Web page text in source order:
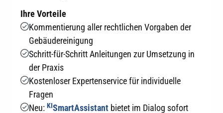
Ihre Vorteile
Kommentierung aller rechtlichen Vorgaben der
Gebäudereinigung
Schritt-für-Schritt Anleitungen zur Umsetzung in
der Praxis
Kostenloser Expertenservice für individuelle
Fragen
Neu: KISmartAssistantbietet im Dialog sofort